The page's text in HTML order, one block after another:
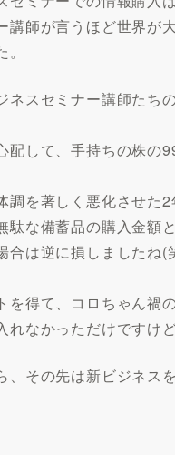
講師が言うほど世界が
ネスセミナー講師たち
配して、手持ちの株
を著しく悪化させた2
駄な備蓄品の購入金額
は逆に損しましたね(
を得て、コロちゃん禍
なかっただけですけど
、その先は新ビジネ